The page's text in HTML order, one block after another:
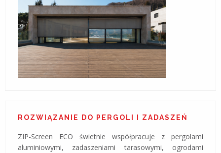
ROZWIĄZANIE DO PERGOLI I ZADASZEŃ
ZIP-Screen ECO świetnie współpracuje z pergolami
aluminiowymi, zadaszeniami tarasowymi, ogrodami